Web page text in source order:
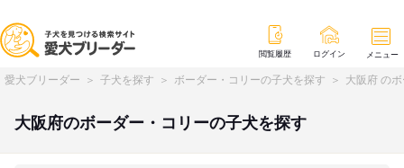
閲覧履歴 ログイン メニュー
愛犬ブリーダー 子犬を探す ボーダー・コリーの子犬を探す 大阪府 の
大阪府のボーダー・コリーの子犬を探す